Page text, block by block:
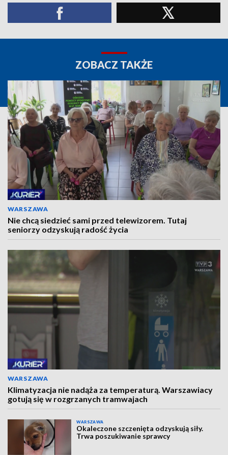
ZOBACZ TAKŻE
WARSZAWA
Nie chcą siedzieć sami przed telewizorem. Tutaj
seniorzy odzyskują radość życia
WARSZAWA
Klimatyzacja nie nadąża za temperaturą. Warszawiacy
gotują się w rozgrzanych tramwajach
WARSZAWA
Okaleczone szczenięta odzyskują siły.
Trwa poszukiwanie sprawcy